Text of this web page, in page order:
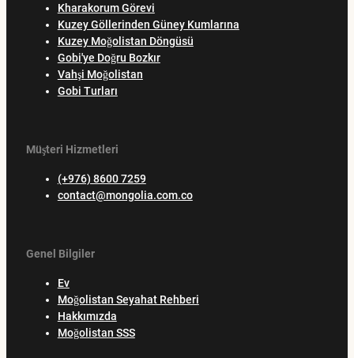
Kharakorum Görevi
Kuzey Göllerinden Güney Kumlarına
Kuzey Moğolistan Döngüsü
Gobi'ye Doğru Bozkır
Vahşi Moğolistan
Gobi Turları
Müşteri Hizmetleri
(+976) 8600 7259
contact@mongolia.com.co
Genel Bilgiler
Ev
Moğolistan Seyahat Rehberi
Hakkımızda
Moğolistan SSS